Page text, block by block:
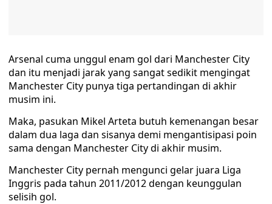
Arsenal cuma unggul enam gol dari Manchester City
dan itu menjadi jarak yang sangat sedikit mengingat
Manchester City punya tiga pertandingan di akhir
musim ini.
Maka, pasukan Mikel Arteta butuh kemenangan besar
dalam dua laga dan sisanya demi mengantisipasi poin
sama dengan Manchester City di akhir musim.
Manchester City pernah mengunci gelar juara Liga
Inggris pada tahun 2011/2012 dengan keunggulan
selisih gol.